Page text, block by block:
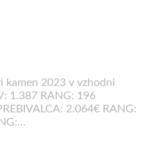
kamen 2023 v vzhodni
1.387 RANG: 196
2.064€ RANG: